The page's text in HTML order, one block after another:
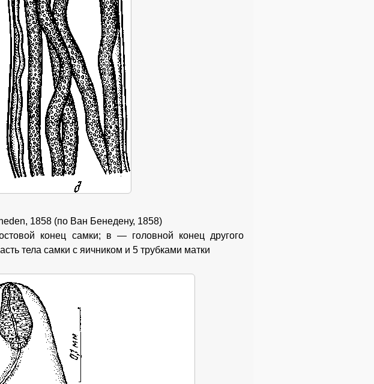
1858 (по Ван Бенедену, 1858)
конец самки; в — головной конец другого
тела самки с яичником и 5 трубками матки